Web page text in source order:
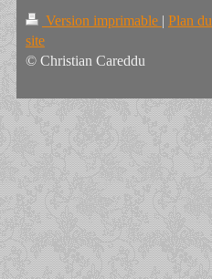
Version imprimable | Plan du
site
© Christian Careddu